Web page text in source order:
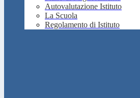
Autovalutazione Istituto
La Scuola
Regolamento di Istituto